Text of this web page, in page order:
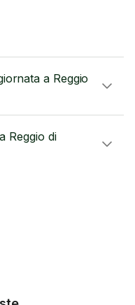
a Reggio
Reggio di